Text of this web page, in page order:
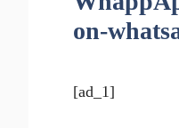
on-
[ad_1]